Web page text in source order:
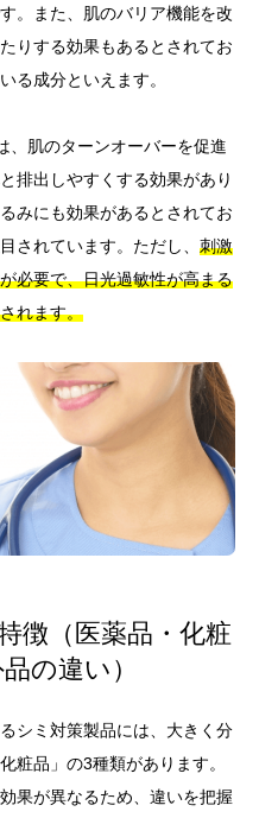
。また、肌のバリア機能を改
りする効果もあるとされてお
る成分といえます。
、肌のターンオーバーを促進
排出しやすくする効果があり
みにも効果があるとされてお
されています。ただし、 刺激
必要で、日光過敏性が高まる
れます。
徴（医薬品・化粧
の違い）
シミ対策製品には、大きく分
粧品」の3種類があります。
果が異なるため、違いを把握